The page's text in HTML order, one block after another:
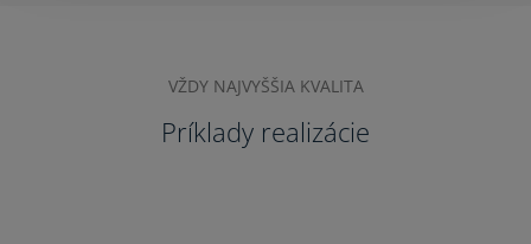
VŽDY NAJVYŠŠIA KVALITA
Príklady realizácie